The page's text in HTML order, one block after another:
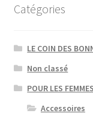
Catégories
LE COIN DES
Non classé
POUR LES FEMMES
Accessoires